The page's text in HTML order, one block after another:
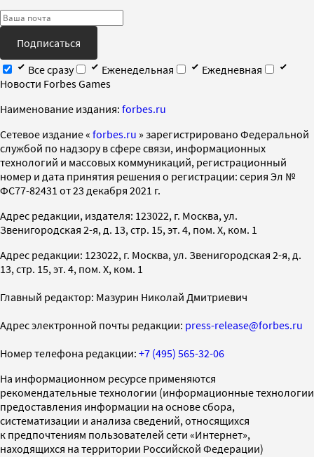
Подписаться
Все сразу
Еженедельная
Ежедневная
Новости Forbes Games
Наименование издания: forbes.ru
Cетевое издание « forbes.ru » зарегистрировано Федеральной
службой по надзору в сфере связи, информационных
технологий и массовых коммуникаций, регистрационный
номер и дата принятия решения о регистрации: серия Эл №
ФС77-82431 от 23 декабря 2021 г.
Адрес редакции, издателя: 123022, г. Москва, ул.
Звенигородская 2-я, д. 13, стр. 15, эт. 4, пом. X, ком. 1
Адрес редакции: 123022, г. Москва, ул. Звенигородская 2-я, д.
13, стр. 15, эт. 4, пом. X, ком. 1
Главный редактор: Мазурин Николай Дмитриевич
Адрес электронной почты редакции: press-release@forbes.ru
Номер телефона редакции: +7 (495) 565-32-06
На информационном ресурсе применяются
рекомендательные технологии (информационные технологии
предоставления информации на основе сбора,
систематизации и анализа сведений, относящихся
к предпочтениям пользователей сети «Интернет»,
находящихся на территории Российской Федерации)